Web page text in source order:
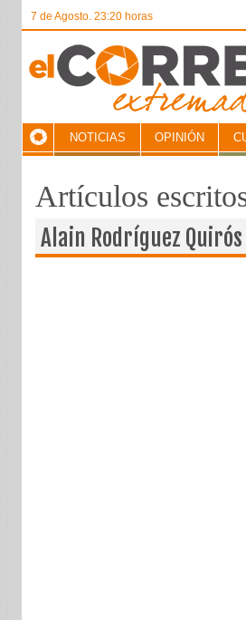
7 de Agosto. 23:20 horas
NOTICIAS OPINIÓN
Artículos
Alain Rodríguez Quirós